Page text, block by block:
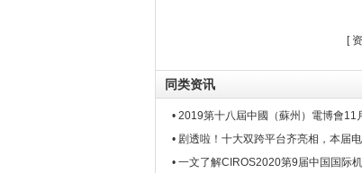
[
同类资讯
• 2019第十八屆中國（蘇州）電博會11
• 剧透啦！十大双跨平台齐亮相，本届
• 一文了解CIROS2020第9届中国国际